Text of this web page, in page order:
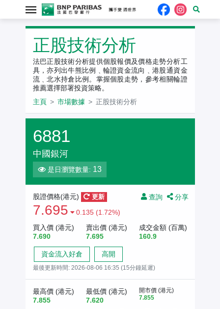
正股技術分析
法巴正股技術分析提供個股報價及價格走勢分析工
具，亦列出牛熊比例﹑輪證資金流向﹑港股通資金
流﹑北水持倉比例。掌握個股走勢，參考相關輪證
推薦選擇部署投資策略。
主頁
市場數據 正股技術分析
6881
中國銀河
是日瀏覽數量: 13
查詢 分享
股證價格(港元) 更新
7.695
0.135 (1.72%)
買入價 (港元)
7.690
賣出價 (港元)
7.695
成交金額 (百萬)
160.9
資金流入好倉 高開
最後更新時間: 2026-08-06 16:35 (15分鐘延遲)
最高價 (港元)
7.855
最低價 (港元)
7.620
開市價 (港元)
7.855